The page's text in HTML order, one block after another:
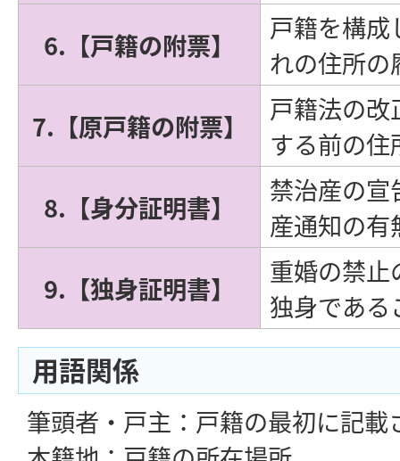
6.【戸籍の附票】
戸籍を構成
れの住所の
7.【原戸籍の附票】
戸籍法の改
する前の
8.【身分証明書】
禁治産の
産通知の有
9.【独身証明書】
重婚の禁止
独身である
用語関係
筆頭者・戸主：戸籍の最初に記載